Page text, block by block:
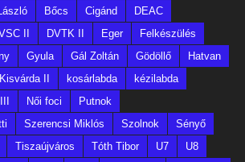
Bőcs Cigánd
DEAC
II DVTK II Eger
Felkészülés
Gyula Gál Zoltán Gödöllő
Hatvan
Kisvárda II kosárlabda
kézilabda
Női foci
Putnok
Szerencsi Miklós Szolnok
Sényő
Tiszaújváros Tóth Tibor U7
U8